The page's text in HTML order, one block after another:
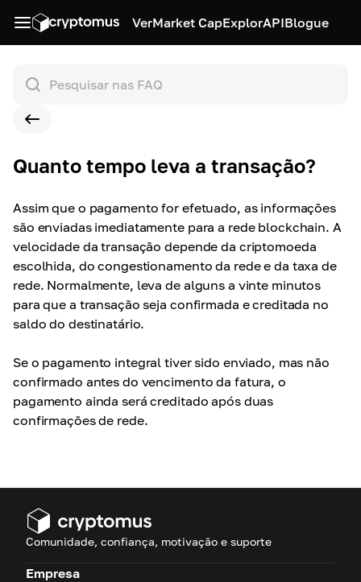
VerMarket CapExplorAPIBlogue
Quanto tempo leva a transação?
Assim que o pagamento for efetuado, as informações
são enviadas imediatamente para a rede blockchain. A
velocidade da transação depende da criptomoeda
escolhida, do congestionamento da rede e da taxa de
rede. Normalmente, leva de alguns a vinte minutos
para que a transação seja confirmada e creditada no
saldo do destinatário.
Se o pagamento integral tiver sido enviado, mas não
confirmado antes do vencimento da fatura, o
pagamento ainda será creditado após duas
confirmações de rede.
Comunidade, confiança, motivação e suporte
Empresa